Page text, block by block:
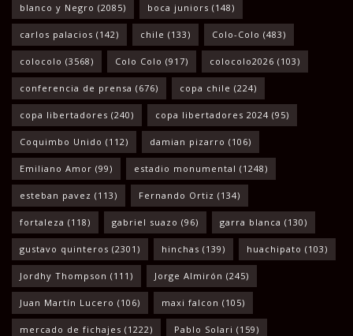
blanco y Negro (2085) boca juniors (148)
carlos palacios (142) chile (133) Colo-Colo (483)
colocolo (3568) Colo Colo (917) colocolo2026 (103)
conferencia de prensa (676) copa chile (224)
copa libertadores (240) copa libertadores 2024 (95)
Coquimbo Unido (112) damian pizarro (106)
Emiliano Amor (99) estadio monumental (1248)
esteban pavez (113) Fernando Ortiz (134)
fortaleza (118) gabriel suazo (96) garra blanca (130)
gustavo quinteros (2301) hinchas (139) huachipato (103)
Jordhy Thompson (111) Jorge Almirón (245)
Juan Martín Lucero (106) maxi falcon (105)
mercado de fichajes (1222) Pablo Solari (159)